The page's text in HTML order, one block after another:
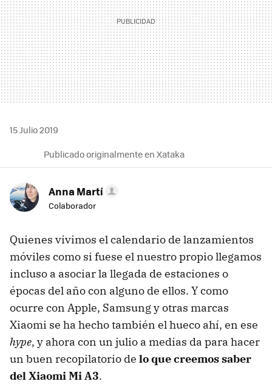
15 Julio 2019
Publicado originalmente en Xataka
Anna Martí
Colaborador
Quienes vivimos el calendario de lanzamientos
móviles como si fuese el nuestro propio llegamos
incluso a asociar la llegada de estaciones o
épocas del año con alguno de ellos. Y como
ocurre con Apple, Samsung y otras marcas
Xiaomi se ha hecho también el hueco ahí, en ese
hype, y ahora con un julio a medias da para hacer
un buen recopilatorio de lo que creemos saber
del Xiaomi Mi A3.